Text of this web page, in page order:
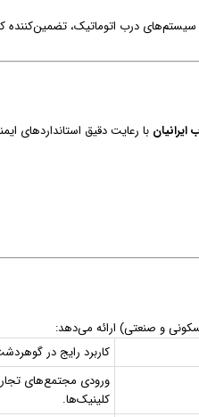
سیستم‌های درب اتوماتیک،
ایرانیان با رعایت دقیق استانداردهای
و صنعتی) ارائه می‌دهد:
کاربرد رایج در
ورودی مجتمع‌های
کلینیک‌ها.